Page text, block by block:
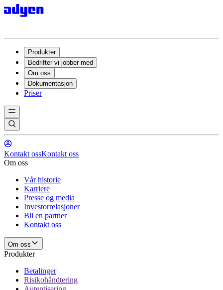
Produkter
Bedrifter vi jobber med
Om oss
Dokumentasjon
Priser
Kontakt ossKontakt oss
Om oss
Vår historie
Karriere
Presse og media
Investorrelasjoner
Bli en partner
Kontakt oss
Om oss
Produkter
Betalinger
Risikohåndtering